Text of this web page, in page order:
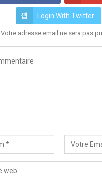
Login With Twitter
Votre adresse email ne sera pas